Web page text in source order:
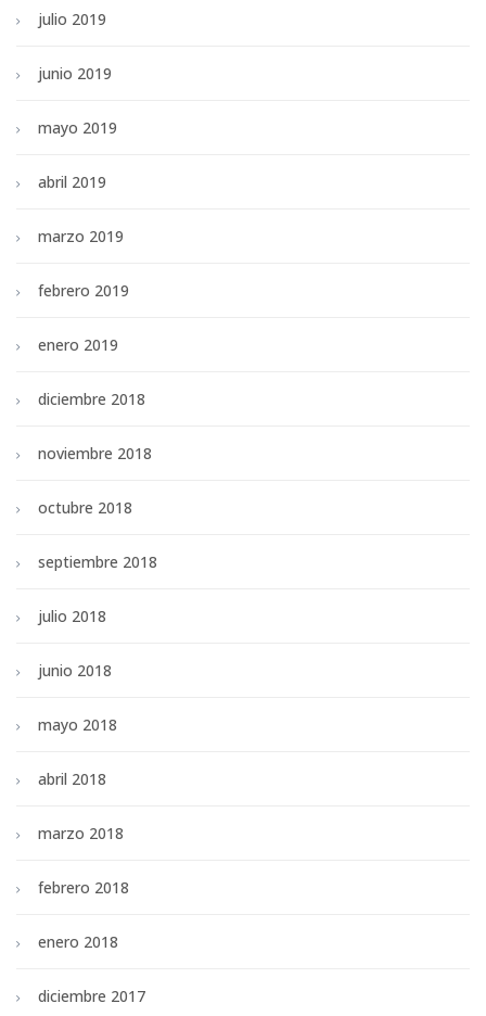
julio 2019
junio 2019
mayo 2019
abril 2019
marzo 2019
febrero 2019
enero 2019
diciembre 2018
noviembre 2018
octubre 2018
septiembre 2018
julio 2018
junio 2018
mayo 2018
abril 2018
marzo 2018
febrero 2018
enero 2018
diciembre 2017